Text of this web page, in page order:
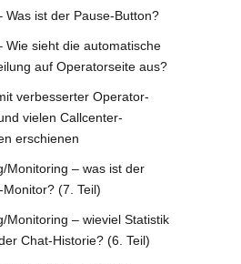
Was ist der Pause-Button?
Wie sieht die automatische
auf Operatorseite aus?
verbesserter Operator-
vielen Callcenter-
erschienen
Monitoring – was ist der
(7. Teil)
Monitoring – wieviel Statistik
Chat-Historie? (6. Teil)